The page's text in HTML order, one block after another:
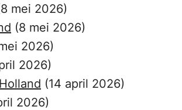
mei 2026)
(8 mei 2026)
2026)
2026)
(14 april 2026)
2026)